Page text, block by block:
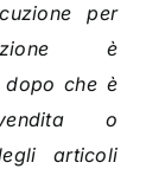
per
è
dopo che è
o
articoli